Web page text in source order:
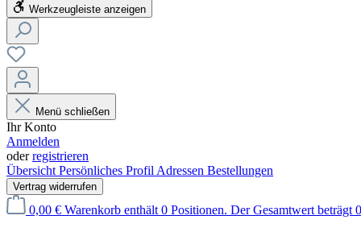
Werkzeugleiste anzeigen
Menü schließen
Ihr Konto
Anmelden
oderregistrieren
Übersicht Persönliches Profil Adressen Bestellungen
Vertrag widerrufen
0,00 € Warenkorb enthält 0 Positionen. Der Gesamtwert beträgt